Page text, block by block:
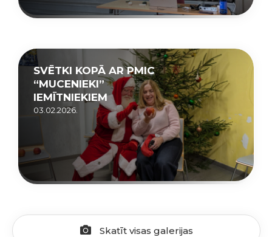
SVĒTKI KOPĀ AR PMIC
“MUCENIEKI”
IEMĪTNIEKIEM
03.02.2026.
Skatīt visas galerijas